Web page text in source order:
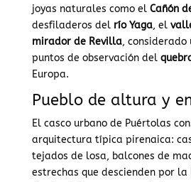
joyas naturales como el Cañón
desfiladeros del río Yaga, el
mirador de Revilla, considerado
puntos de observación del
Europa.
Pueblo de altura y
El casco urbano de Puértolas
arquitectura típica pirenaica:
tejados de losa, balcones de
estrechas que descienden por